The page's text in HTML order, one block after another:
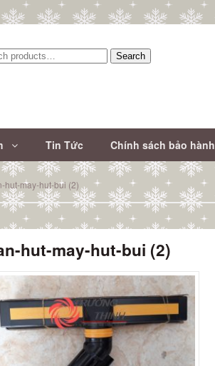
Search
Tin Tức Chính sách bảo hành
hut-may-hut-bui (2)
hut-may-hut-bui (2)